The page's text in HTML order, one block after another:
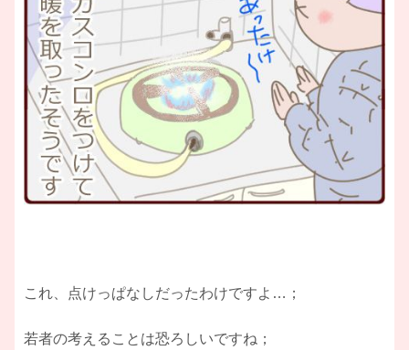
これ、点けっぱなしだったわけですよ…；
若者の考えることは恐ろしいですね；